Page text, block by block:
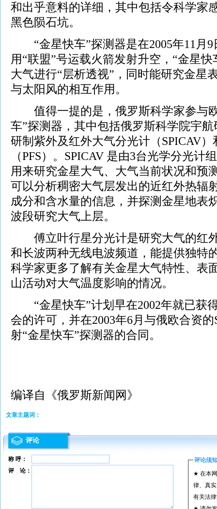
和出乎意料的详细，其中包括令科学家
黑色陨石坑。
“金星快车”探测器是在2005年11月9
用“联盟”号运载火箭发射升空，“金星
大气进行“层析透视”，同时能研究金星
与太阳风的相互作用。
值得一提的是，俄罗斯科学家参与
车”探测器，其中包括俄罗斯科学院宇
研制紫外及红外大气分光计（SPICAV
（PFS）。SPICAV 是由3台光学分光计
用来研究金星大气、大气当前状况和预
可以分析稠密大气层发出的近红外热辐
成分和含水量的信息，并探测金星地表
波段研究大气上层。
傅立叶行星分光计是研究大气的红
和长波两种无线电波频道，能提供独特
科学家更多了解有关金星大气特性、表
山活动对大气温度影响的情况。
“金星快车”计划早在2002年就已获
会的许可，并在2003年6月与俄欧合资的
射“金星快车”探测器的合同。
编译自《俄罗斯新闻网》
文章主题词：
评论
称 呼： 评论须知
★ 在本
律、真
有关法
评 论：